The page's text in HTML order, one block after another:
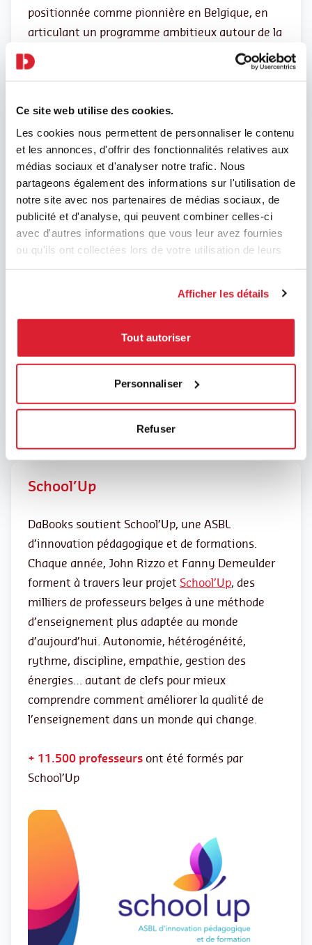
Ce site web utilise des cookies.
Les cookies nous permettent de personnaliser le contenu
et les annonces, d'offrir des fonctionnalités relatives aux
médias sociaux et d'analyser notre trafic. Nous
partageons également des informations sur l'utilisation de
notre site avec nos partenaires de médias sociaux, de
publicité et d'analyse, qui peuvent combiner celles-ci
avec d'autres informations que vous leur avez fournies
ou qu'ils ont collectées lors de votre utilisation de leurs
Afficher les détails
Tout autoriser
Personnaliser
Refuser
positionnée comme pionnière en Belgique, en
articulant un programme ambitieux autour de la
création littéraire.
Master
School’Up
DaBooks soutient School’Up, une ASBL
d’innovation pédagogique et de formations.
Chaque année, John Rizzo et Fanny Demeulder
forment à travers leur projet School’Up, des
milliers de professeurs belges à une méthode
d’enseignement plus adaptée au monde
d’aujourd’hui. Autonomie, hétérogénéité,
rythme, discipline, empathie, gestion des
énergies… autant de clefs pour mieux
comprendre comment améliorer la qualité de
l’enseignement dans un monde qui change.
+ 11.500 professeurs ont été formés par
School’Up